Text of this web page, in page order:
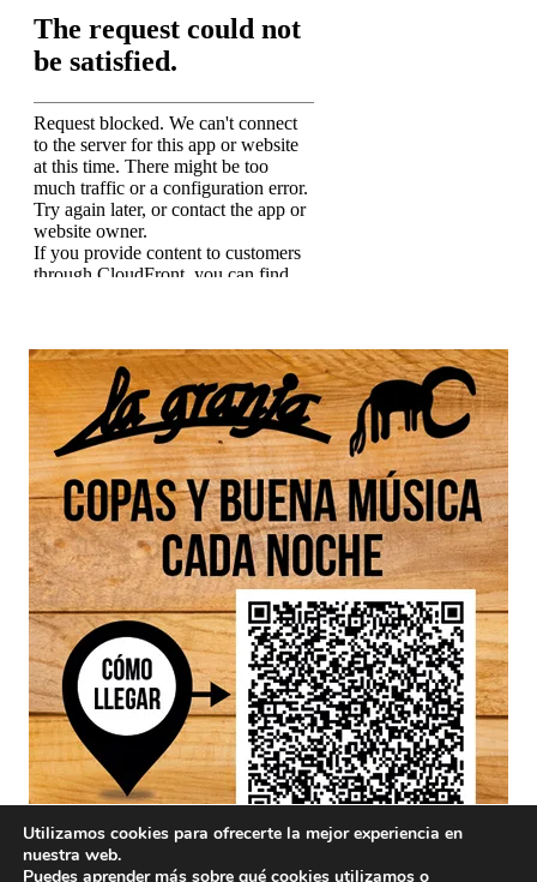
Utilizamos cookies para ofrecerte la mejor experiencia en
nuestra web.
Puedes aprender más sobre qué cookies utilizamos o